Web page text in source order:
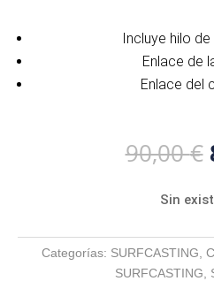
Incluye hilo
Enlace de
Enlace del
90,00€
Sin
Categorías: SURFCASTING
SURFCASTING